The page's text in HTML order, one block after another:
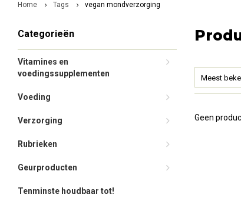
Home Tags vegan mondverzorging
Categorieën
Vitamines en
voedingssupplementen
Voeding
Verzorging
Rubrieken
Geurproducten
Tenminste houdbaar tot!
Meest
Geen